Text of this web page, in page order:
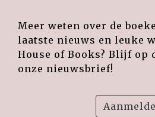
Meer weten over de
laatste nieuws en leuke
House of Books? Blijf op
onze nieuwsbrief!